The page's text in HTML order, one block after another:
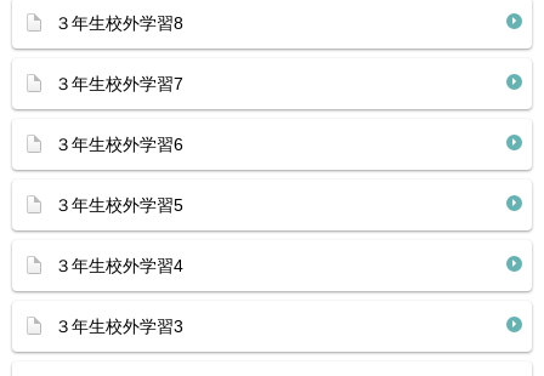
３年生校外学習8
３年生校外学習7
３年生校外学習6
３年生校外学習5
３年生校外学習4
３年生校外学習3